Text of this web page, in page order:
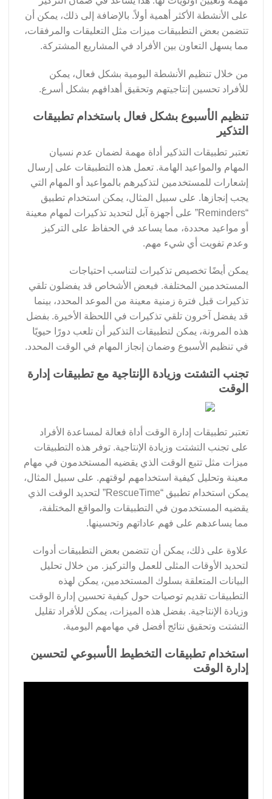
على الأنشطة الأكثر أهمية أولاً. بالإضافة إلى ذلك، يمكن أن
تتضمن بعض التطبيقات ميزات مثل التعليقات والمرفقات،
مما يسهل التعاون بين الأفراد في المشاريع المشتركة.
من خلال تنظيم الأنشطة اليومية بشكل فعال، يمكن
للأفراد تحسين إنتاجيتهم وتحقيق أهدافهم بشكل أسرع.
تنظيم الأسبوع بشكل فعال باستخدام تطبيقات
التذكير
تعتبر تطبيقات التذكير أداة مهمة لضمان عدم نسيان
المهام والمواعيد الهامة. تعمل هذه التطبيقات على إرسال
إشعارات للمستخدمين لتذكيرهم بالمواعيد أو المهام التي
يجب إنجازها. على سبيل المثال، يمكن استخدام تطبيق
“Reminders” على أجهزة آبل لتحديد تذكيرات لمهام معينة
أو مواعيد محددة، مما يساعد في الحفاظ على التركيز
وعدم تفويت أي شيء مهم.
يمكن أيضًا تخصيص تذكيرات لتناسب احتياجات
المستخدمين المختلفة. فبعض الأشخاص قد يفضلون تلقي
تذكيرات قبل فترة زمنية معينة من الموعد المحدد، بينما
قد يفضل آخرون تلقي تذكيرات في اللحظة الأخيرة. بفضل
هذه المرونة، يمكن لتطبيقات التذكير أن تلعب دورًا حيويًا
في تنظيم الأسبوع وضمان إنجاز المهام في الوقت المحدد.
تجنب التشتت وزيادة الإنتاجية مع تطبيقات إدارة
الوقت
تعتبر تطبيقات إدارة الوقت أداة فعالة لمساعدة الأفراد
على تجنب التشتت وزيادة الإنتاجية. توفر هذه التطبيقات
ميزات مثل تتبع الوقت الذي يقضيه المستخدمون في مهام
معينة وتحليل كيفية استخدامهم لوقتهم. على سبيل المثال،
يمكن استخدام تطبيق “RescueTime” لتحديد الوقت الذي
يقضيه المستخدمون في التطبيقات والمواقع المختلفة،
مما يساعدهم على فهم عاداتهم وتحسينها.
علاوة على ذلك، يمكن أن تتضمن بعض التطبيقات أدوات
لتحديد الأوقات المثلى للعمل والتركيز. من خلال تحليل
البيانات المتعلقة بسلوك المستخدمين، يمكن لهذه
التطبيقات تقديم توصيات حول كيفية تحسين إدارة الوقت
وزيادة الإنتاجية. بفضل هذه الميزات، يمكن للأفراد تقليل
التشتت وتحقيق نتائج أفضل في مهامهم اليومية.
استخدام تطبيقات التخطيط الأسبوعي لتحسين
إدارة الوقت